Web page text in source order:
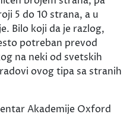
5 do 10 strana, a u
Bilo koji da je razlog,
potreban prevod
na neki od svetskih
ovog tipa sa stranih
Akademije Oxford